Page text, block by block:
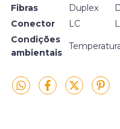
Fibras Duplex
Conector
LC
Condições
ambientais